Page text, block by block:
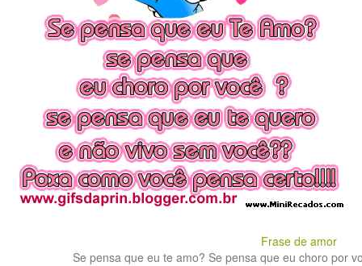
Frase de amor
Se pensa que eu te amo? Se pensa que eu choro por